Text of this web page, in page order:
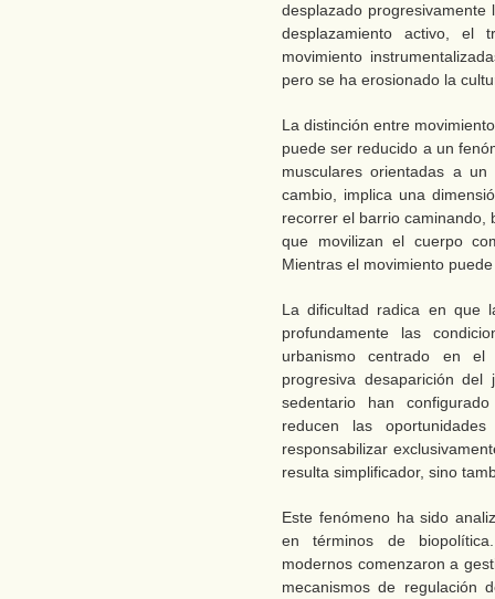
desplazado
desplazamiento activo, el
movimiento
pero se ha erosionado la
La distinción entre
puede ser reducido a un
musculares orientadas a
cambio, implica una
recorrer el barrio caminando,
que movilizan el cuerpo
Mientras el movimiento
La dificultad radica en que
profundamente las
urbanismo centrado en
progresiva desaparición
sedentario han
reducen las
responsabilizar
resulta simplificador, sino
Este fenómeno ha sido
en términos de
modernos comenzaron a
mecanismos de regulación